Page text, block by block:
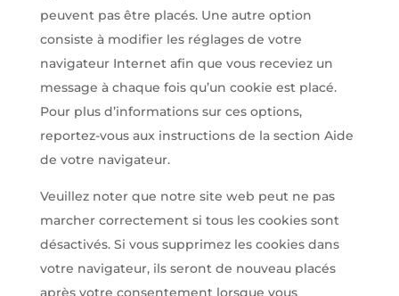
peuvent pas être placés. Une autre option
consiste à modifier les réglages de votre
navigateur Internet afin que vous receviez un
message à chaque fois qu’un cookie est placé.
Pour plus d’informations sur ces options,
reportez-vous aux instructions de la section Aide
de votre navigateur.
Veuillez noter que notre site web peut ne pas
marcher correctement si tous les cookies sont
désactivés. Si vous supprimez les cookies dans
votre navigateur, ils seront de nouveau placés
après votre consentement lorsque vous